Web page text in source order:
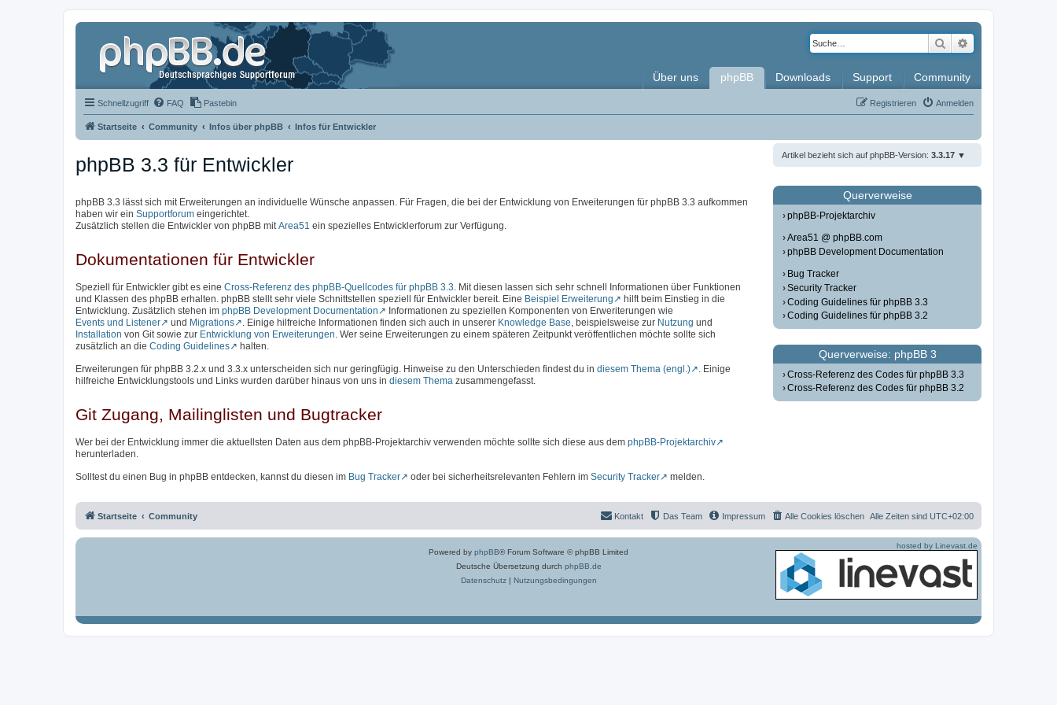
Suche
Über uns phpBB Downloads Support Community
Schnellzugriff FAQ Pastebin Anmelden
Registrieren
Startseite Community Infos über phpBB Infos für Entwickler
phpBB 3.3 für Entwickler Artikel bezieht sich auf phpBB-Version: 3.3.17
phpBB 3.3 lässt sich mit Erweiterungen an individuelle Wünsche anpassen. Für Fragen, die bei der Entwicklung von Erweiterungen für phpBB 3.3 aufkommen
haben wir ein Supportforum eingerichtet.
Zusätzlich stellen die Entwickler von phpBB mitArea51 ein spezielles Entwicklerforum zur Verfügung.
Dokumentationen für Entwickler
Speziell für Entwickler gibt es eine Cross-Referenz des phpBB-Quellcodes für phpBB 3.3 . Mit diesen lassen sich sehr schnell Informationen über Funktionen
und Klassen des phpBB erhalten. phpBB stellt sehr viele Schnittstellen speziell für Entwickler bereit. Eine Beispiel Erweiterung
hilft beim Einstieg in die
Entwicklung. Zusätzlich stehen im phpBB Development Documentation
Informationen zu speziellen Komponenten von Erweriterungen wie
Events und Listener
und Migrations . Einige hilfreiche Informationen finden sich auch in unserer Knowledge Base , beispielsweise zur Nutzung und
Installation von Git sowie zur Entwicklung von Erweiterungen . Wer seine Erweiterungen zu einem späteren Zeitpunkt veröffentlichen möchte sollte sich
zusätzlich an die Coding Guidelines halten.
Erweiterungen für phpBB 3.2.x und 3.3.x unterscheiden sich nur geringfügig. Hinweise zu den Unterschieden findest du in diesem Thema (engl.)
. Einige
hilfreiche Entwicklungstools und Links wurden darüber hinaus von uns in diesem Thema zusammengefasst.
Git Zugang, Mailinglisten und Bugtracker
Wer bei der Entwicklung immer die aktuellsten Daten aus dem phpBB-Projektarchiv verwenden möchte sollte sich diese aus dem phpBB-Projektarchiv
herunterladen.
Solltest du einen Bug in phpBB entdecken, kannst du diesen im Bug Tracker oder bei sicherheitsrelevanten Fehlern im Security Tracker melden.
Querverweise
phpBB-Projektarchiv
Area51 @ phpBB.com
phpBB Development Documentation
Bug Tracker
Security Tracker
Coding Guidelines für phpBB 3.3
Coding Guidelines für phpBB 3.2
Querverweise: phpBB 3
Cross-Referenz des Codes für phpBB 3.3
Cross-Referenz des Codes für phpBB 3.2
Startseite Community Alle Zeiten sind UTC+02:00
Alle Cookies löschen
Impressum
Das Team
Kontakt
Powered by phpBB® Forum Software © phpBB Limited
Deutsche Übersetzung durch phpBB.de
Datenschutz| Nutzungsbedingungen
hosted by Linevast.de